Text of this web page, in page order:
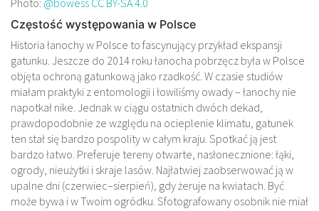
Częstość występowania w Polsce
Historia łanochy w Polsce to fascynujący przykład ekspansji
gatunku. Jeszcze do 2014 roku łanocha pobrzęcz była w Polsce
objęta ochroną gatunkową jako rzadkość. W czasie studiów
miałam praktyki z entomologii i łowiliśmy owady – łanochy nie
napotkał nike. Jednak w ciągu ostatnich dwóch dekad,
prawdopodobnie ze względu na ocieplenie klimatu, gatunek
ten stał się bardzo pospolity w całym kraju. Spotkać ją jest
bardzo łatwo. Preferuje tereny otwarte, nasłonecznione: łąki,
ogrody, nieużytki i skraje lasów. Najłatwiej zaobserwować ją w
upalne dni (czerwiec–sierpień), gdy żeruje na kwiatach. Być
może bywa i w Twoim ogródku. Sfotografowany osobnik nie miał